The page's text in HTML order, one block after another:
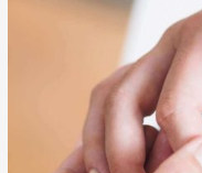
jelezhet?